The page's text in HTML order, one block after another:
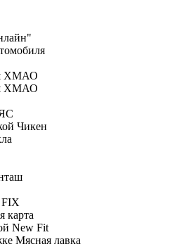
ХМАО
ХМАО
Чикен
FIX
карта
New Fit
Мясная лавка